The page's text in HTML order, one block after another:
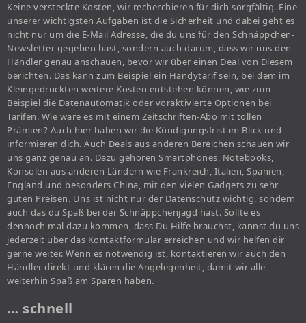
Keine versteckte Kosten, wir recherchieren für dich sorgfältig. Eine
unserer wichtigsten Aufgaben ist die Sicherheit und dabei geht es
nicht nur um die E-Mail Adresse, die du uns für den Schnäppchen-
Newsletter gegeben hast, sondern auch darum, dass wir uns den
Händler genau anschauen, bevor wir über einen Deal von Diesem
berichten. Das kann zum Beispiel ein Handytarif sein, bei dem im
Kleingedruckten weitere Kosten entstehen können, wie zum
Beispiel die Datenautomatik oder voraktivierte Optionen bei
Tarifen. Wie wäre es mit einem Zeitschriften-Abo mit tollen
Prämien? Auch hier haben wir die Kündigungsfrist im Blick und
informieren dich. Auch Deals aus anderen Bereichen schauen wir
uns ganz genau an. Dazu gehören Smartphones, Notebooks,
Konsolen aus anderen Ländern wie Frankreich, Italien, Spanien,
England und besonders China, mit den vielen Gadgets zu sehr
guten Preisen. Uns ist nicht nur der Datenschutz wichtig, sondern
auch das du Spaß bei der Schnäppchenjagd hast. Sollte es
dennoch mal dazu kommen, dass Du Hilfe brauchst, kannst du uns
jederzeit über das Kontaktformular erreichen und wir helfen dir
gerne weiter. Wenn es notwendig ist, kontaktieren wir auch den
Händler direkt und klären die Angelegenheit, damit wir alle
weiterhin Spaß am Sparen haben.
… schnell